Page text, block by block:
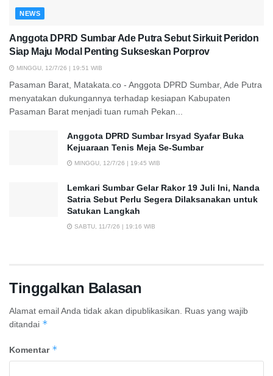
NEWS
Anggota DPRD Sumbar Ade Putra Sebut Sirkuit Peridon
Siap Maju Modal Penting Sukseskan Porprov
MINGGU, 12/7/26 | 19:51 WIB
Pasaman Barat, Matakata.co - Anggota DPRD Sumbar, Ade Putra
menyatakan dukungannya terhadap kesiapan Kabupaten
Pasaman Barat menjadi tuan rumah Pekan...
Anggota DPRD Sumbar Irsyad Syafar Buka
Kejuaraan Tenis Meja Se-Sumbar
MINGGU, 12/7/26 | 19:45 WIB
Lemkari Sumbar Gelar Rakor 19 Juli Ini, Nanda
Satria Sebut Perlu Segera Dilaksanakan untuk
Satukan Langkah
SABTU, 11/7/26 | 19:16 WIB
Tinggalkan Balasan
Alamat email Anda tidak akan dipublikasikan.
Ruas yang wajib
ditandai *
Komentar *